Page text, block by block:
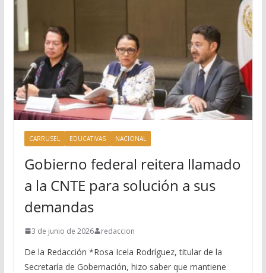
CARRUSEL EDUCATIVAS NACIONAL
Gobierno federal reitera llamado
a la CNTE para solución a sus
demandas
3 de junio de 2026 redaccion
De la Redacción *Rosa Icela Rodríguez, titular de la
Secretaría de Gobernación, hizo saber que mantiene